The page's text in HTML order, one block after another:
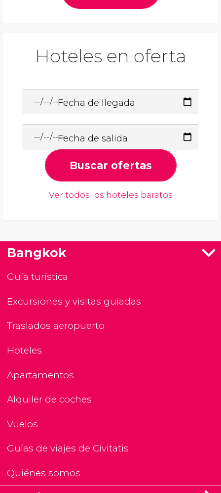
Hoteles en oferta
Fecha de llegada
Fecha de salida
Buscar ofertas
Ver todos los hoteles baratos
Bangkok
Guía turística
Excursiones y visitas guiadas
Traslados aeropuerto
Hoteles
Apartamentos
Alquiler de coches
Vuelos
Guías de viajes de Civitatis
Quiénes somos